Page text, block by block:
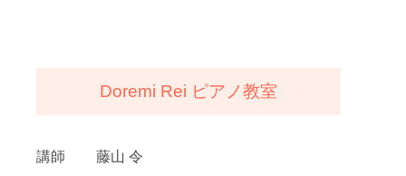
Doremi Rei ピアノ教室
講師
藤山 令